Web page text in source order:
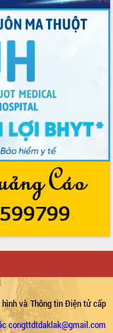
hình và Thông tin Điện tử cấp
congttdtdaklak@gmail.com